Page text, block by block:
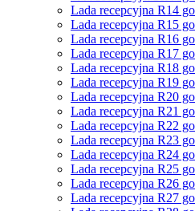
Lada recepcyjna R14
Lada recepcyjna R15
Lada recepcyjna R16
Lada recepcyjna R17
Lada recepcyjna R18
Lada recepcyjna R19
Lada recepcyjna R20
Lada recepcyjna R21
Lada recepcyjna R22
Lada recepcyjna R23
Lada recepcyjna R24
Lada recepcyjna R25
Lada recepcyjna R26
Lada recepcyjna R27